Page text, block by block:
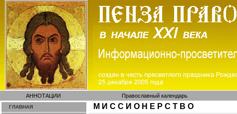
АННОТАЦИИ Православный календарь
ГЛАВНАЯ
М И С С И О Н Е Р С Т В О